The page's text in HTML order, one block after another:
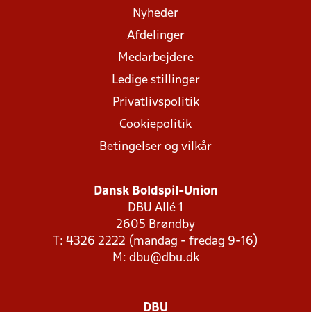
Nyheder
Afdelinger
Medarbejdere
Ledige stillinger
Privatlivspolitik
Cookiepolitik
Betingelser og vilkår
Dansk Boldspil-Union
DBU Allé 1
2605 Brøndby
T: 4326 2222 (mandag - fredag 9-16)
M: dbu@dbu.dk
DBU